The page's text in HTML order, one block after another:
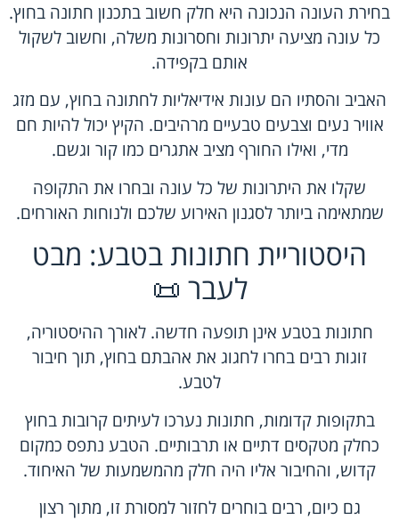
בחירת העונה הנכונה היא חלק חשוב בתכנון חתונה בחוץ.
כל עונה מציעה יתרונות וחסרונות משלה, וחשוב לשקול
אותם בקפידה.
האביב והסתיו הם עונות אידיאליות לחתונה בחוץ, עם מזג
אוויר נעים וצבעים טבעיים מרהיבים. הקיץ יכול להיות חם
מדי, ואילו החורף מציב אתגרים כמו קור וגשם.
שקלו את היתרונות של כל עונה ובחרו את התקופה
שמתאימה ביותר לסגנון האירוע שלכם ולנוחות האורחים.
היסטוריית חתונות בטבע: מבט
לעבר 📜
חתונות בטבע אינן תופעה חדשה. לאורך ההיסטוריה,
זוגות רבים בחרו לחגוג את אהבתם בחוץ, תוך חיבור
לטבע.
בתקופות קדומות, חתונות נערכו לעיתים קרובות בחוץ
כחלק מטקסים דתיים או תרבותיים. הטבע נתפס כמקום
קדוש, והחיבור אליו היה חלק מהמשמעות של האיחוד.
גם כיום, רבים בוחרים לחזור למסורת זו, מתוך רצון